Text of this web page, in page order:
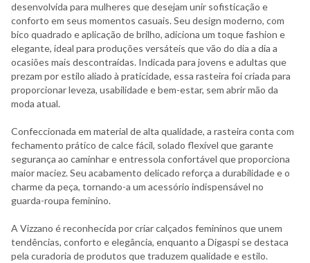
desenvolvida para mulheres que desejam unir sofisticação e
conforto em seus momentos casuais. Seu design moderno, com
bico quadrado e aplicação de brilho, adiciona um toque fashion e
elegante, ideal para produções versáteis que vão do dia a dia a
ocasiões mais descontraídas. Indicada para jovens e adultas que
prezam por estilo aliado à praticidade, essa rasteira foi criada para
proporcionar leveza, usabilidade e bem-estar, sem abrir mão da
moda atual.
Confeccionada em material de alta qualidade, a rasteira conta com
fechamento prático de calce fácil, solado flexível que garante
segurança ao caminhar e entressola confortável que proporciona
maior maciez. Seu acabamento delicado reforça a durabilidade e o
charme da peça, tornando-a um acessório indispensável no
guarda-roupa feminino.
A Vizzano é reconhecida por criar calçados femininos que unem
tendências, conforto e elegância, enquanto a Digaspi se destaca
pela curadoria de produtos que traduzem qualidade e estilo.